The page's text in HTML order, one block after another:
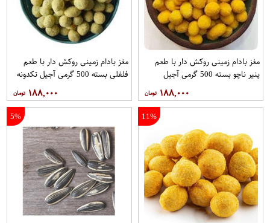
مغز بادام زمینی روکش دار با طعم
پنیر ناچو بسته 500 گرمی آجیل
۱۸۸,۰۰۰
مغز بادام زمینی روکش دار با طعم
فلفلی بسته 500 گرمی آجیل تکدونه
۱۸۸,۰۰۰
11%
5%